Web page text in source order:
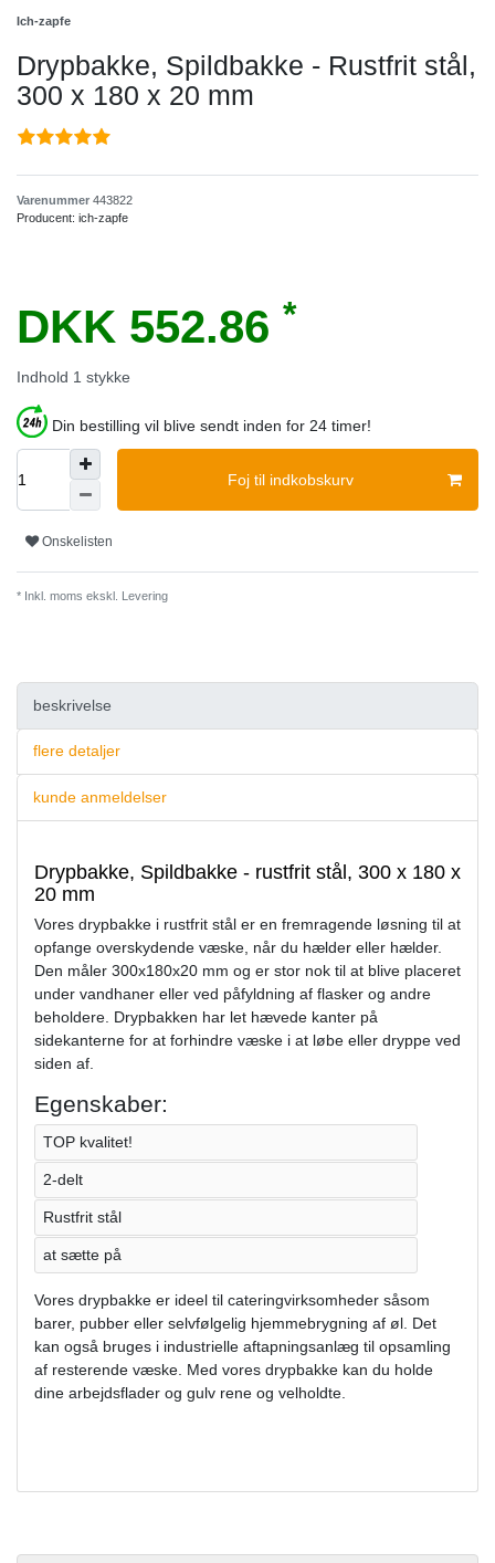
Ich-zapfe
Drypbakke, Spildbakke - Rustfrit stål,
300 x 180 x 20 mm
Varenummer 443822
Producent: ich-zapfe
DKK 552.86 *
Indhold 1 stykke
Din bestilling vil blive sendt inden for 24 timer!
Foj til indkobskurv
Onskelisten
* Inkl. moms ekskl. Levering
beskrivelse
flere detaljer
kunde anmeldelser
Drypbakke, Spildbakke - rustfrit stål, 300 x 180 x
20 mm
Vores drypbakke i rustfrit stål er en fremragende løsning til at
opfange overskydende væske, når du hælder eller hælder.
Den måler 300x180x20 mm og er stor nok til at blive placeret
under vandhaner eller ved påfyldning af flasker og andre
beholdere. Drypbakken har let hævede kanter på
sidekanterne for at forhindre væske i at løbe eller dryppe ved
siden af.
Egenskaber:
TOP kvalitet!
2-delt
Rustfrit stål
at sætte på
Vores drypbakke er ideel til cateringvirksomheder såsom
barer, pubber eller selvfølgelig hjemmebrygning af øl. Det
kan også bruges i industrielle aftapningsanlæg til opsamling
af resterende væske. Med vores drypbakke kan du holde
dine arbejdsflader og gulv rene og velholdte.